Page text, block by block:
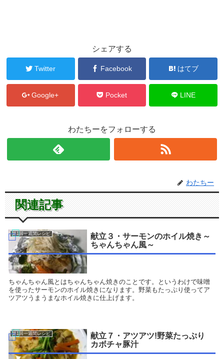
シェアする
Twitter Facebook はてブ
Google+ Pocket LINE
わたちーをフォローする
わたちー
関連記事
第1回一週間レシピ
献立３・サーモンのホイル焼き～
ちゃんちゃん風～
ちゃんちゃん風とはちゃんちゃん焼きのことです。というわけで味噌
を使ったサーモンのホイル焼きになります。野菜もたっぷり使ってア
ツアツうまうまなホイル焼きに仕上げます。
第1回一週間レシピ
献立７・アツアツ!野菜たっぷり
カボチャ豚汁